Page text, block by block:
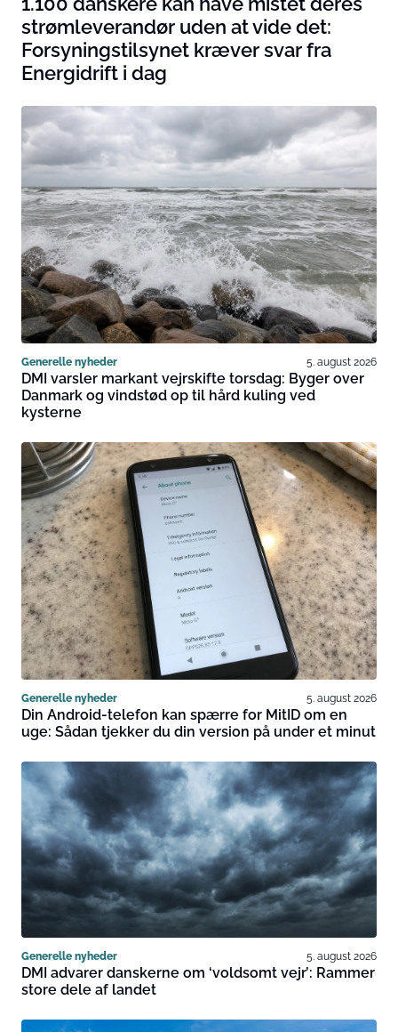
strømleverandør uden at vide det:
Forsyningstilsynet kræver svar fra
Energidrift i dag
Generelle nyheder 5. august 2026
DMI varsler markant vejrskifte torsdag: Byger over
Danmark og vindstød op til hård kuling ved
kysterne
Generelle nyheder 5. august 2026
Din Android-telefon kan spærre for MitID om en
uge: Sådan tjekker du din version på under et minut
Generelle nyheder 5. august 2026
DMI advarer danskerne om ‘voldsomt vejr’: Rammer
store dele af landet